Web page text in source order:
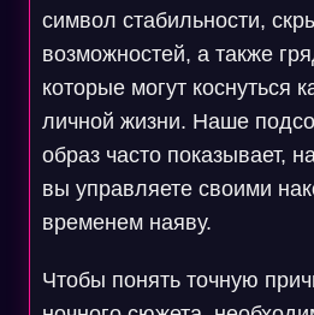
символ стабильности,
возможностей, а также
которые могут коснуться
личной жизни. Наше
образ часто показывает,
вы управляете своими
временем наяву.
Чтобы понять точную